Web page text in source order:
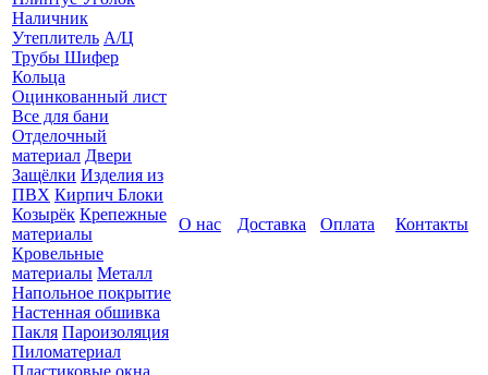
Наличник
Утеплитель А/Ц
Трубы Шифер
Кольца
Оцинкованный лист
Все для бани
Отделочный
материал Двери
Защёлки Изделия из
ПВХ Кирпич Блоки
Козырёк Крепежные
материалы
Кровельные
материалы Металл
Напольное покрытие
Настенная обшивка
Пакля Пароизоляция
Пиломатериал
Пластиковые окна
О нас Доставка Оплата Контакты